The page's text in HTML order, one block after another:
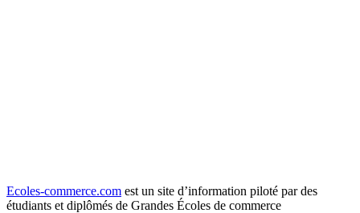
Ecoles-commerce.com est un site d’information piloté par des
étudiants et diplômés de Grandes Écoles de commerce